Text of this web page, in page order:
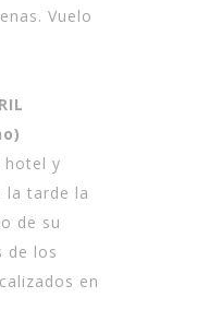
Vuelo
hotel y
la tarde la
de su
de los
en